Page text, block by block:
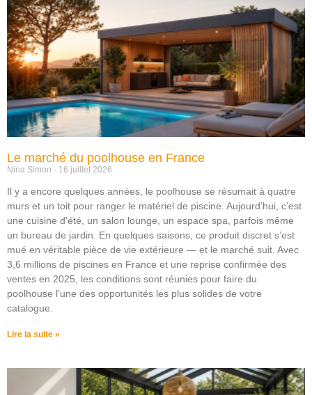
Le marché du poolhouse en France
Nina Simon 16 juillet 2026
Il y a encore quelques années, le poolhouse se résumait à quatre
murs et un toit pour ranger le matériel de piscine. Aujourd’hui, c’est
une cuisine d’été, un salon lounge, un espace spa, parfois même
un bureau de jardin. En quelques saisons, ce produit discret s’est
mué en véritable pièce de vie extérieure — et le marché suit. Avec
3,6 millions de piscines en France et une reprise confirmée des
ventes en 2025, les conditions sont réunies pour faire du
poolhouse l’une des opportunités les plus solides de votre
catalogue.
Lire la suite »